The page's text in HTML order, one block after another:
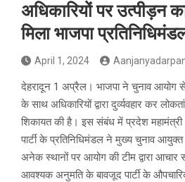
अधिकारियों पर उत्पीड़न
मिला भाजपा
April 1, 2024
देहरादून 1 अप्रैल। भाजपा ने चुनाव आयोग से
के साथ अधिकारियों द्वारा दुर्व्यवहार कर
शिकायत की है। इस संबंध में प्रदेश महामंत्री
पार्टी के प्रतिनिधिमंडल ने मुख्य चुनाव
अनेक स्थानों पर आयोग की टीम द्वारा आचार
आवश्यक अनुमति के बावजूद पार्टी के